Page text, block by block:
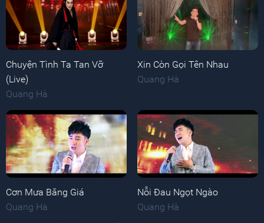
Chuyện Tình Ta Tan Vỡ
(Live)
Quang Hà
Xin Còn Gọi Tên Nhau
Quang Hà
Cơn Mưa Băng Giá
Quang Hà
Nỗi Đau Ngọt Ngào
Quang Hà